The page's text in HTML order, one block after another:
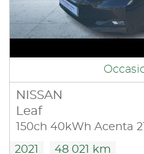
NISSAN
Leaf
150ch 40kWh Acenta
2021 48 021 km